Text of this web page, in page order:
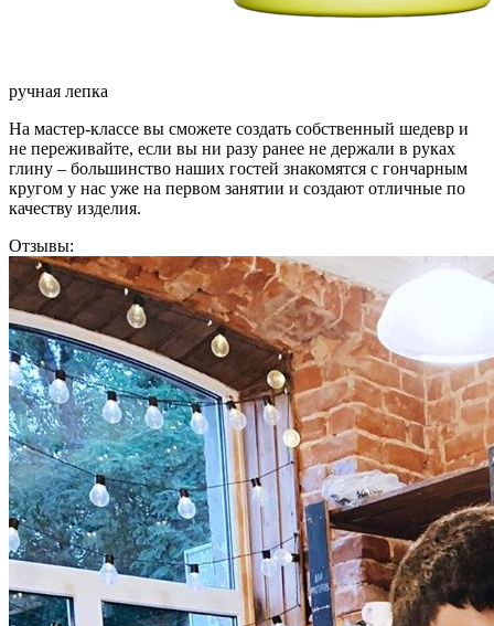
ручная лепка
На мастер-классе вы сможете создать собственный шедевр и
не переживайте, если вы ни разу ранее не держали в руках
глину – большинство наших гостей знакомятся с гончарным
кругом у нас уже на первом занятии и создают отличные по
качеству изделия.
Отзывы: